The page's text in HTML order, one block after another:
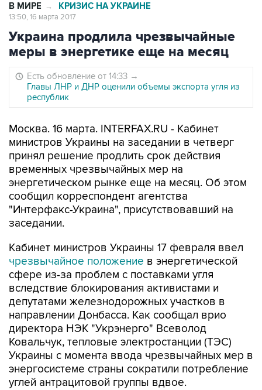
В МИРЕ → КРИЗИС НА УКРАИНЕ
13:50, 16 марта 2017
Украина продлила чрезвычайные
меры в энергетике еще на месяц
Есть обновление от 14:33 →
Главы ЛНР и ДНР оценили объемы экспорта угля из
республик
Москва. 16 марта. INTERFAX.RU - Кабинет
министров Украины на заседании в четверг
принял решение продлить срок действия
временных чрезвычайных мер на
энергетическом рынке еще на месяц. Об этом
сообщил корреспондент агентства
"Интерфакс-Украина", присутствовавший на
заседании.
Кабинет министров Украины 17 февраля ввел
чрезвычайное положение в энергетической
сфере из-за проблем с поставками угля
вследствие блокирования активистами и
депутатами железнодорожных участков в
направлении Донбасса. Как сообщал врио
директора НЭК "Укрэнерго" Всеволод
Ковальчук, тепловые электростанции (ТЭС)
Украины с момента ввода чрезвычайных мер в
энергосистеме страны сократили потребление
углей антрацитовой группы вдвое.